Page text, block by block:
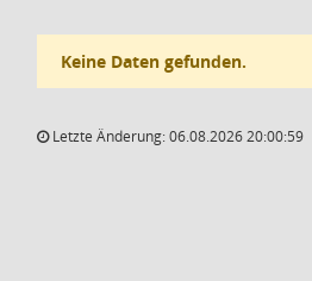
Keine Daten gefunden.
Letzte Änderung: 06.08.2026 20:00:59